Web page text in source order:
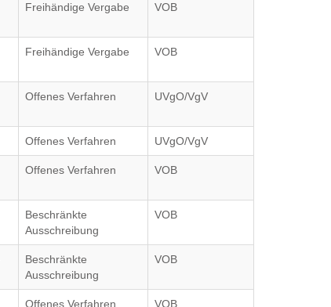
Freihändige Vergabe VOB
Freihändige Vergabe VOB
Offenes Verfahren UVgO/VgV
Offenes Verfahren UVgO/VgV
Offenes Verfahren VOB
Beschränkte
Ausschreibung
VOB
Beschränkte
Ausschreibung
VOB
Offenes Verfahren VOB